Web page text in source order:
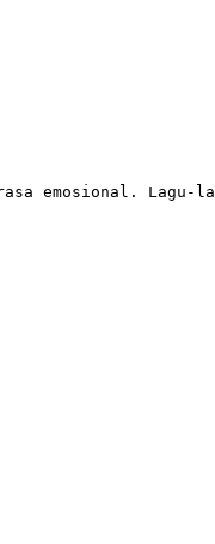
emosional.